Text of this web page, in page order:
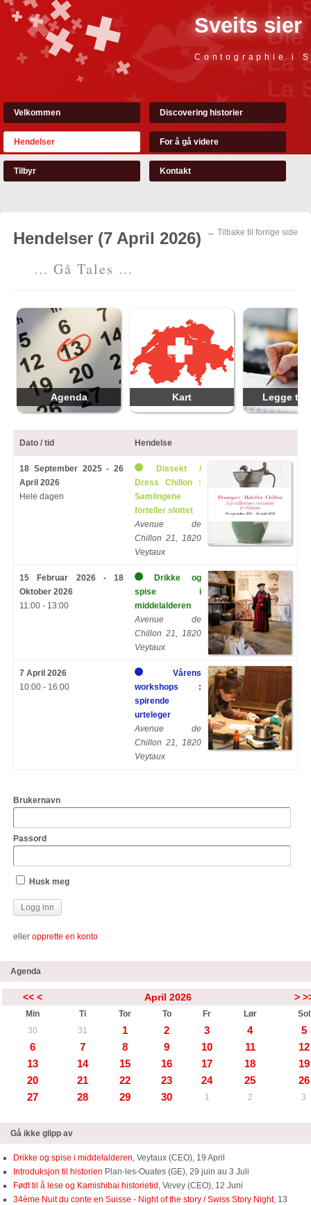
Sveits sier
Contographie i
Velkommen Discovering historier
Hendelser For å gå videre
Tilbyr Kontakt
← Tilbake til forrige side
Hendelser (7 April 2026)
... Gå Tales ...
Agenda Kart Legge til
Dato / tid Hendelse
18 September 2025 - 26
April 2026
Hele dagen
Dissekt /
Dress Chillon :
Samlingene
forteller slottet
Avenue de
Chillon 21, 1820
Veytaux
15 Februar 2026 - 18
Oktober 2026
11:00 - 13:00
Drikke og
spise i
middelalderen
Avenue de
Chillon 21, 1820
Veytaux
7 April 2026
10:00 - 16:00
Vårens
workshops :
spirende
urteleger
Avenue de
Chillon 21, 1820
Veytaux
Brukernavn
Passord
Husk meg
eller opprette en konto
Agenda
<< < April 2026 >
Min Ti Tor To Fr Lør
Sol
30
31 1 2 3 4
5
6
7 8 9 10 11
12
13
14 15 16 17 18
19
20
21 22 23 24 25
26
27
28 29 30 1 2 3
Gå ikke glipp av
Drikke og spise i middelalderen, Veytaux (CEO), 19 April
Introduksjon til historien Plan-les-Ouates (GE), 29 juin au 3 Juli
Født til å lese og Kamishibai historietid, Vevey (CEO), 12 Juni
34ème Nuit du conte en Suisse - Night of the story / Swiss Story Night, 13